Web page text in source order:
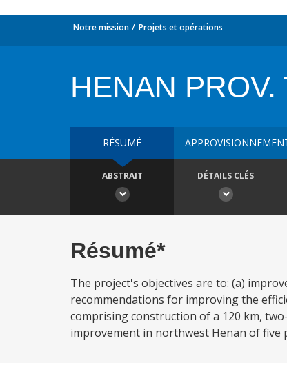
Notre mission Projets et opérations
HENAN
RÉSUMÉ
ABSTRAIT DÉTAILS CLÉS
Résumé*
The project's objectives are to: (a)
recommendations for improving the
comprising construction of a 120 km,
improvement in northwest Henan of five